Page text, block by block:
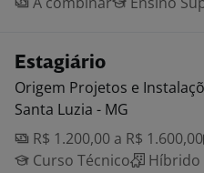
Estagiário
Origem Projetos e
Santa Luzia - MG
R$ 1.200,00 a R$ 1.600,00
Curso Técnico
Híbrido